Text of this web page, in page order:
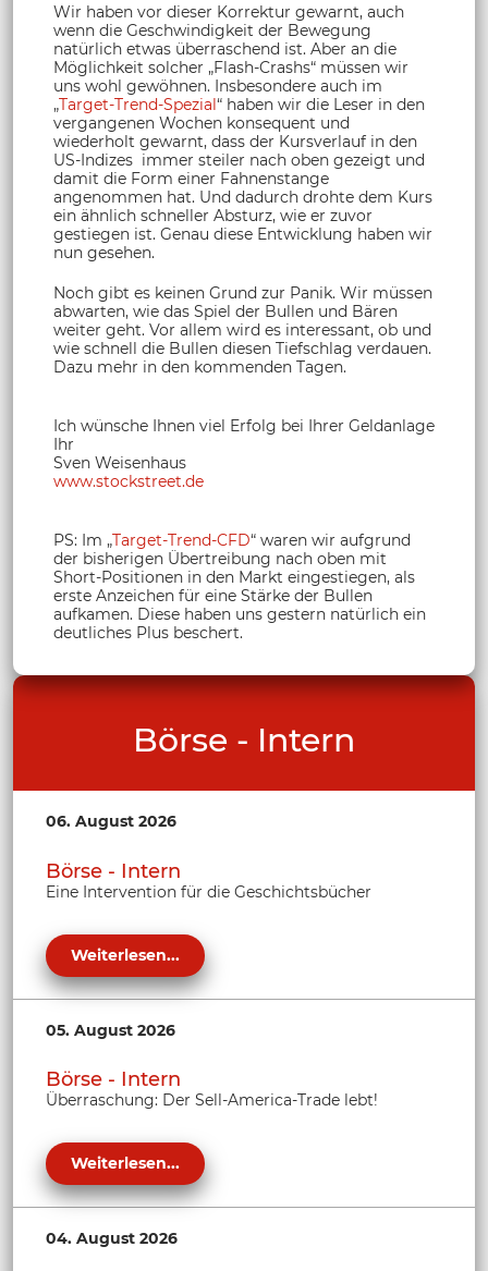
Wir haben vor dieser Korrektur gewarnt, auch
wenn die Geschwindigkeit der Bewegung
natürlich etwas überraschend ist. Aber an die
Möglichkeit solcher „Flash-Crashs“ müssen wir
uns wohl gewöhnen. Insbesondere auch im
„Target-Trend-Spezial“ haben wir die Leser in den
vergangenen Wochen konsequent und
wiederholt gewarnt, dass der Kursverlauf in den
US-Indizes immer steiler nach oben gezeigt und
damit die Form einer Fahnenstange
angenommen hat. Und dadurch drohte dem Kurs
ein ähnlich schneller Absturz, wie er zuvor
gestiegen ist. Genau diese Entwicklung haben wir
nun gesehen.
Noch gibt es keinen Grund zur Panik. Wir müssen
abwarten, wie das Spiel der Bullen und Bären
weiter geht. Vor allem wird es interessant, ob und
wie schnell die Bullen diesen Tiefschlag verdauen.
Dazu mehr in den kommenden Tagen.
Ich wünsche Ihnen viel Erfolg bei Ihrer Geldanlage
Ihr
Sven Weisenhaus
www.stockstreet.de
PS: Im „Target-Trend-CFD“ waren wir aufgrund
der bisherigen Übertreibung nach oben mit
Short-Positionen in den Markt eingestiegen, als
erste Anzeichen für eine Stärke der Bullen
aufkamen. Diese haben uns gestern natürlich ein
deutliches Plus beschert.
Börse - Intern
06. August 2026
Börse - Intern
Eine Intervention für die Geschichtsbücher
Weiterlesen...
05. August 2026
Börse - Intern
Überraschung: Der Sell-America-Trade lebt!
Weiterlesen...
04. August 2026